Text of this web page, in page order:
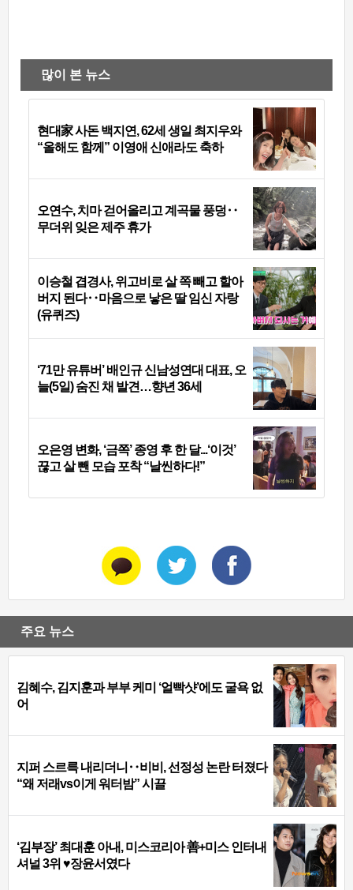
많이 본 뉴스
현대家 사돈 백지연, 62세 생일 최지우와
“올해도 함께” 이영애 신애라도 축하
오연수, 치마 걷어올리고 계곡물 풍덩‥
무더위 잊은 제주 휴가
이승철 겹경사, 위고비로 살 쪽 빼고 할아
버지 된다‥마음으로 낳은 딸 임신 자랑
(유퀴즈)
‘71만 유튜버’ 배인규 신남성연대 대표, 오
늘(5일) 숨진 채 발견…향년 36세
오은영 변화, ‘금쪽’ 종영 후 한 달...‘이것’
끊고 살 뺀 모습 포착 “날씬하다!”
주요 뉴스
김혜수, 김지훈과 부부 케미 ‘얼빡샷’에도 굴욕 없
어
지퍼 스르륵 내리더니‥비비, 선정성 논란 터졌다
“왜 저래vs이게 워터밤” 시끌
‘김부장’ 최대훈 아내, 미스코리아 善+미스 인터내
셔널 3위 ♥장윤서였다